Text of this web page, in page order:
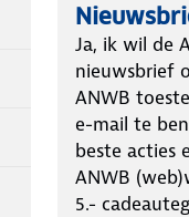
Ja, ik wil de
nieuwsbrief
ANWB
e-mail te
beste acties
ANWB
5.-